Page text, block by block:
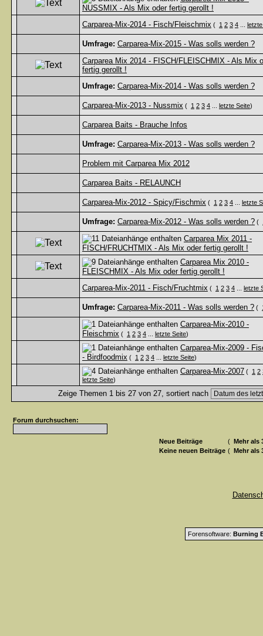
NUSSMIX - Als Mix oder fertig gerollt !
Carparea-Mix-2014 - Fisch/Fleischmix ( 1 2 3 4
Umfrage: Carparea-Mix-2015 - Was solls werden ?
Carparea Mix 2014 - FISCH/FLEISCHMIX - Als Mix
fertig gerollt !
Umfrage: Carparea-Mix-2014 - Was solls werden ?
Carparea-Mix-2013 - Nussmix ( 1 2 3 4 letzte Seite)
Carparea Baits - Brauche Infos
Umfrage: Carparea-Mix-2013 - Was solls werden ?
Problem mit Carparea Mix 2012
Carparea Baits - RELAUNCH
Carparea-Mix-2012 - Spicy/Fischmix ( 1 2 3 4 letzte
Umfrage: Carparea-Mix-2012 - Was solls werden ? (
Carparea Mix 2011 -
FISCH/FRUCHTMIX - Als Mix oder fertig gerollt !
Carparea Mix 2010 -
FLEISCHMIX - Als Mix oder fertig gerollt !
Carparea-Mix-2011 - Fisch/Fruchtmix ( 1 2 3 4 letzte
Umfrage: Carparea-Mix-2011 - Was solls werden ? (
Carparea-Mix-2010 -
Fleischmix ( 1 2 3 4 letzte Seite)
Carparea-Mix-2009 -
- Birdfoodmix ( 1 2 3 4 letzte Seite)
Carparea-Mix-2007 ( 1 2
letzte Seite)
Zeige Themen 1 bis 27 von 27, sortiert nach
Forum durchsuchen:
Neue Beiträge ( Mehr als
Keine neuen Beiträge ( Mehr als
Forensoftware: Burning